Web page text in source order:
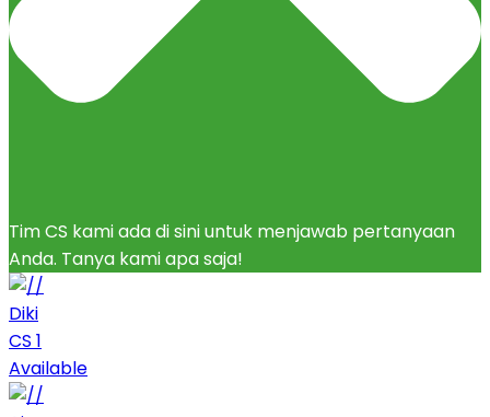
Tim CS kami ada di sini untuk menjawab pertanyaan
Anda. Tanya kami apa saja!
Diki
CS 1
Available